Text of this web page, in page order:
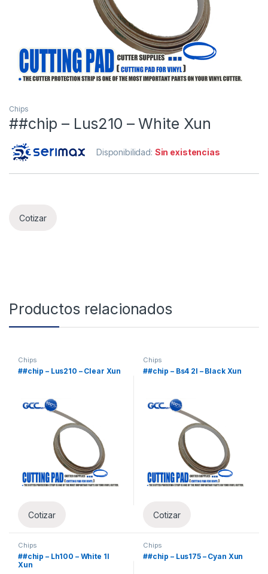
Chips
##chip – Lus210 – White Xun
Disponibilidad: Sin existencias
Cotizar
Productos relacionados
Chips
##chip – Lus210 – Clear Xun
Cotizar
Chips
##chip – Bs4 2l – Black Xun
Cotizar
Chips
##chip – Lh100 – White 1l
Xun
Chips
##chip – Lus175 – Cyan Xun